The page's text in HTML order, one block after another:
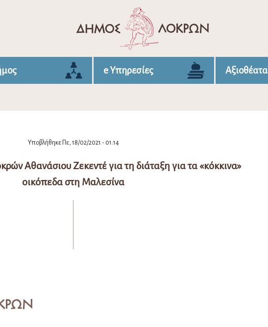
e Υπηρεσίες Αξιοθέατα
Υποβλήθηκε Πε, 18/02/2021 - 01:14
Αθανάσιου Ζεκεντέ για τη διάταξη για τα «κόκκινα»
οικόπεδα στη Μαλεσίνα